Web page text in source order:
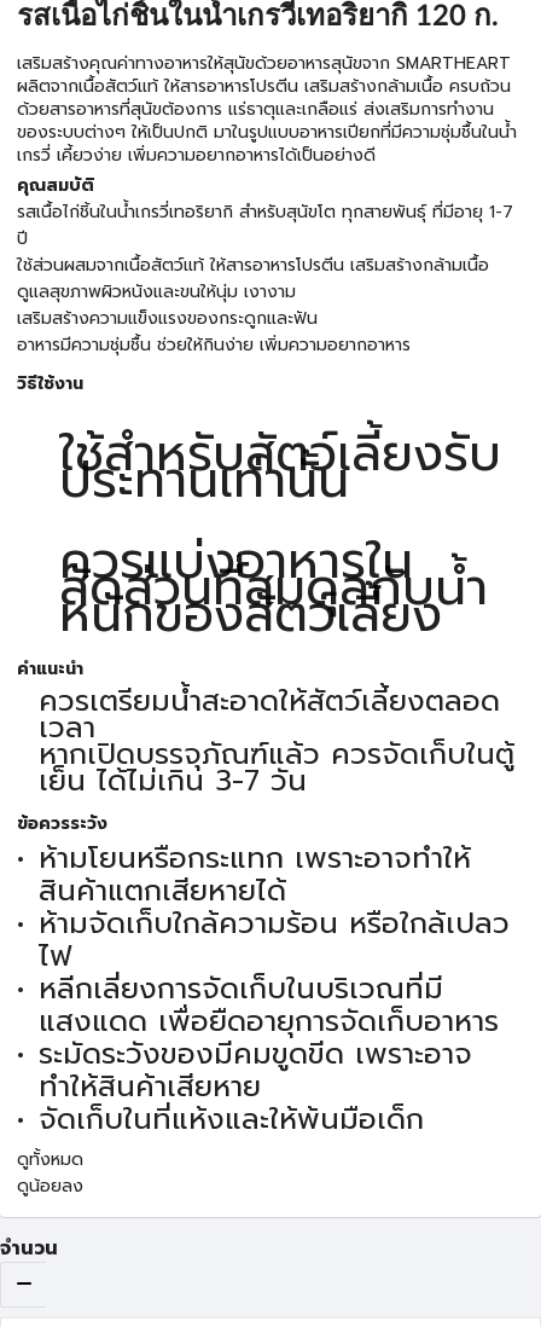
รสเนื้อไก่ชิ้นในน้ำเกรวี่เทอริยากิ 120 ก.
เสริมสร้างคุณค่าทางอาหารให้สุนัขด้วยอาหารสุนัขจาก SMARTHEART
ผลิตจากเนื้อสัตว์แท้ ให้สารอาหารโปรตีน เสริมสร้างกล้ามเนื้อ ครบถ้วน
ด้วยสารอาหารที่สุนัขต้องการ แร่ธาตุและเกลือแร่ ส่งเสริมการทำงาน
ของระบบต่างๆ ให้เป็นปกติ มาในรูปแบบอาหารเปียกที่มีความชุ่มชื้นในน้ำ
เกรวี่ เคี้ยวง่าย เพิ่มความอยากอาหารได้เป็นอย่างดี
คุณสมบัติ
รสเนื้อไก่ชิ้นในน้ำเกรวี่เทอริยากิ สำหรับสุนัขโต ทุกสายพันธุ์ ที่มีอายุ 1-7
ปี
ใช้ส่วนผสมจากเนื้อสัตว์แท้ ให้สารอาหารโปรตีน เสริมสร้างกล้ามเนื้อ
ดูแลสุขภาพผิวหนังและขนให้นุ่ม เงางาม
เสริมสร้างความแข็งแรงของกระดูกและฟัน
อาหารมีความชุ่มชื้น ช่วยให้กินง่าย เพิ่มความอยากอาหาร
วิธีใช้งาน
ใช้สำหรับสัตว์เลี้ยงรับ
ประทานเท่านั้น
ควรแบ่งอาหารใน
สัดส่วนที่สมดุลกับน้ำ
หนักของสัตว์เลี้ยง
คำแนะนำ
ควรเตรียมน้ำสะอาดให้สัตว์เลี้ยงตลอด
เวลา
หากเปิดบรรจุภัณฑ์แล้ว ควรจัดเก็บในตู้
เย็น ได้ไม่เกิน 3-7 วัน
ข้อควรระวัง
ห้ามโยนหรือกระแทก เพราะอาจทำให้
สินค้าแตกเสียหายได้
ห้ามจัดเก็บใกล้ความร้อน หรือใกล้เปลว
ไฟ
หลีกเลี่ยงการจัดเก็บในบริเวณที่มี
แสงแดด เพื่อยืดอายุการจัดเก็บอาหาร
ระมัดระวังของมีคมขูดขีด เพราะอาจ
ทำให้สินค้าเสียหาย
จัดเก็บในที่แห้งและให้พ้นมือเด็ก
ดูทั้งหมด
ดูน้อยลง
จำนวน